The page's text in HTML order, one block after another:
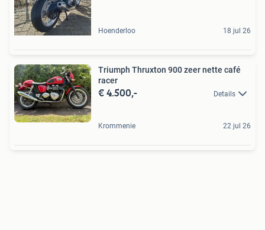
Hoenderloo 18 jul 26
Triumph Thruxton 900 zeer nette café
racer
€ 4.500,- Details
Krommenie 22 jul 26